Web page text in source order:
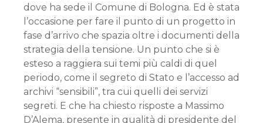
dove ha sede il Comune di Bologna. Ed è stata
l’occasione per fare il punto di un progetto in
fase d’arrivo che spazia oltre i documenti della
strategia della tensione. Un punto che si è
esteso a raggiera sui temi più caldi di quel
periodo, come il segreto di Stato e l’accesso ad
archivi “sensibili”, tra cui quelli dei servizi
segreti. E che ha chiesto risposte a Massimo
D’Alema, presente in qualità di presidente del